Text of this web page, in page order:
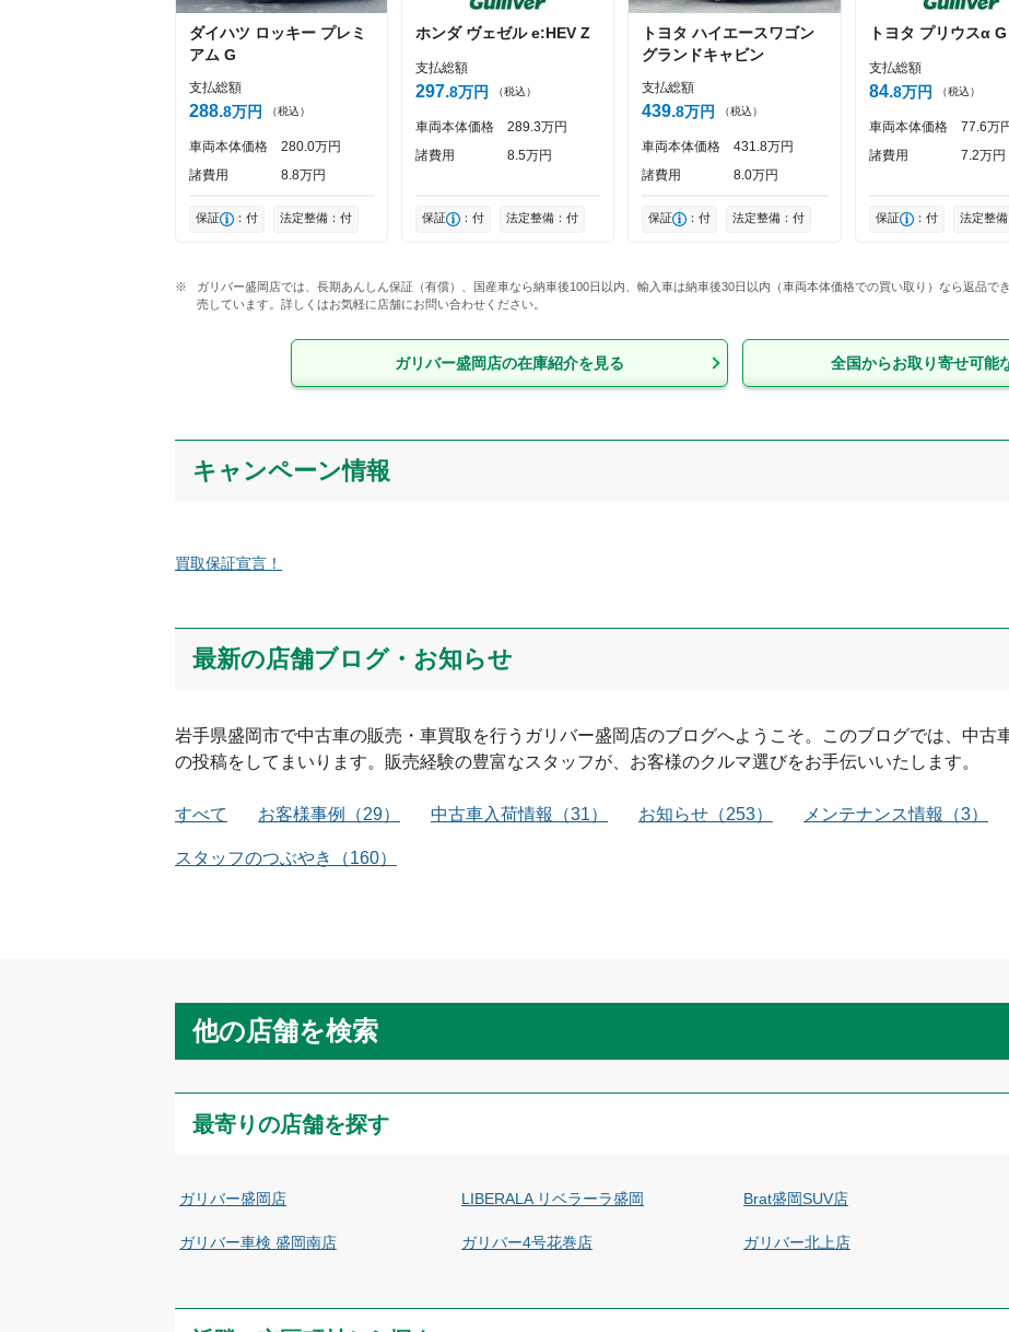
投稿する
ダイハツ ロッキー プレミ
アム G
支払総額
288 8万円 （税込）
車両本体価格 280 0万円
諸費用
8 8万円
保証 ：付 法定整備：付
ホンダ ヴェゼル e:HEV Z
支払総額
297 8万円 （税込）
車両本体価格 289 3万円
諸費用
8 5万円
保証 ：付 法定整備：付
トヨタ ハイエースワゴン
グランドキャビン
支払総額
439 8万円 （税込）
車両本体価格 431 8万円
諸費用
8 0万円
保証 ：付 法定整備：付
トヨタ プリウスα G
支払総額
84 8万円 （税込）
車両本体価格 77 6万
諸費用
7 2万円
保証 ：付 法定整
ガリバー盛岡店では、長期あんしん保証（有償）、国産車なら納車後100日以内、輸入車は納車後30日以内（車両本体価格での買い取り）なら返品で
売しています。詳しくはお気軽に店舗にお問い合わせください。
ガリバー盛岡店の在庫紹介を見る 全国からお取り寄せ可能
キャンペーン情報
買取保証宣言！
最新の店舗ブログ・お知らせ
岩手県盛岡市で中古車の販売・車買取を行う ガリバー盛岡店のブログへようこそ。このブログでは、中古
の投稿をしてまいります。販売経験の豊富なスタッフが、お客様のクルマ選びをお手伝いいたします。
すべて お客様事例 （29） 中古車入荷情報 （31） お知らせ （253） メンテナンス情報 （3）
スタッフのつぶやき （160）
他の店舗を検索
最寄りの店舗を探す
ガリバー盛岡店 LIBERALA リベラーラ盛岡 Brat盛岡SUV店
ガリバー車検 盛岡南店 ガリバー4号花巻店 ガリバー北上店